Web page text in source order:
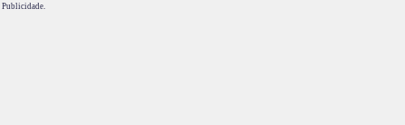
Publicidade.